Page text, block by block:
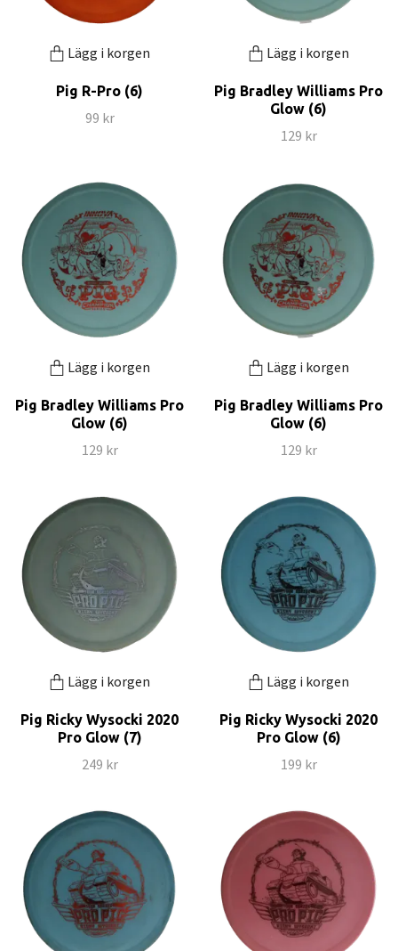
Lägg i korgen
Pig R-Pro (6)
99 kr
Lägg i korgen
Pig Bradley Williams Pro
Glow (6)
129 kr
Lägg i korgen
Pig Bradley Williams Pro
Glow (6)
129 kr
Lägg i korgen
Pig Bradley Williams Pro
Glow (6)
129 kr
Lägg i korgen
Pig Ricky Wysocki 2020
Pro Glow (7)
249 kr
Lägg i korgen
Pig Ricky Wysocki 2020
Pro Glow (6)
199 kr